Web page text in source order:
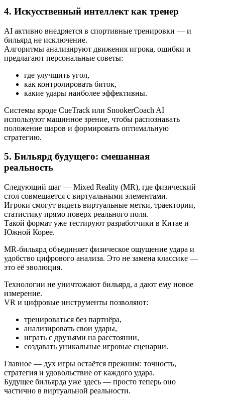
4. Искусственный интеллект как тренер
AI активно внедряется в спортивные тренировки — и
бильярд не исключение.
Алгоритмы анализируют движения игрока, ошибки и
предлагают персональные советы:
где улучшить угол,
как контролировать биток,
какие удары наиболее эффективны.
Системы вроде CueTrack или SnookerCoach AI
используют машинное зрение, чтобы распознавать
положение шаров и формировать оптимальную
стратегию.
5. Бильярд будущего: смешанная
реальность
Следующий шаг — Mixed Reality (MR), где физический
стол совмещается с виртуальными элементами.
Игроки смогут видеть виртуальные метки, траектории,
статистику прямо поверх реального поля.
Такой формат уже тестируют разработчики в Китае и
Южной Корее.
MR-бильярд объединяет физическое ощущение удара и
удобство цифрового анализа. Это не замена классике —
это её эволюция.
Технологии не уничтожают бильярд, а дают ему новое
измерение.
VR и цифровые инструменты позволяют:
тренироваться без партнёра,
анализировать свои удары,
играть с друзьями на расстоянии,
создавать уникальные игровые сценарии.
Главное — дух игры остаётся прежним: точность,
стратегия и удовольствие от каждого удара.
Будущее бильярда уже здесь — просто теперь оно
частично в виртуальной реальности.